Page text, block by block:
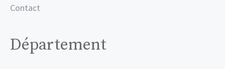
Contact
Département